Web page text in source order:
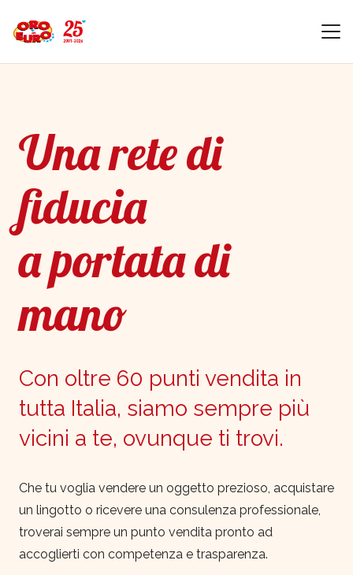
Una rete di
fiducia
a portata di
mano
Con oltre 60 punti vendita in
tutta Italia, siamo sempre più
vicini a te, ovunque ti trovi.
Che tu voglia vendere un oggetto prezioso, acquistare
un lingotto o ricevere una consulenza professionale,
troverai sempre un punto vendita pronto ad
accoglierti con competenza e trasparenza.